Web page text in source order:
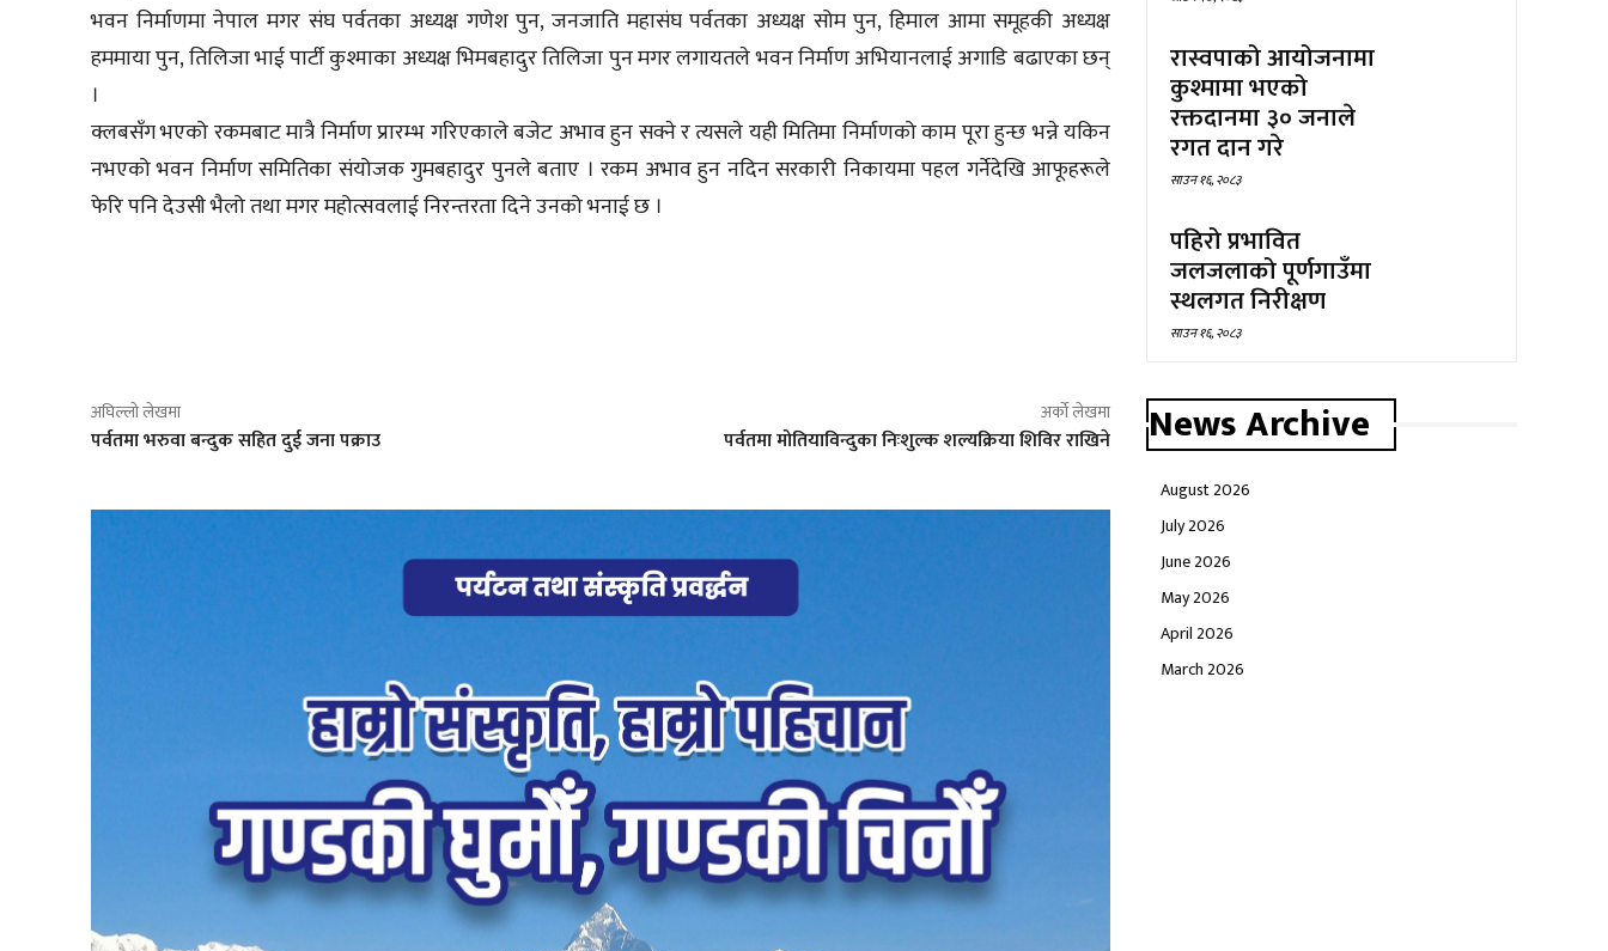
भवन निर्माणमा नेपाल मगर संघ पर्वतका अध्यक्ष गणेश पुन, जनजाति महासंघ पर्वतका अध्यक्ष सोम पुन, हिमाल आमा समूहकी अध्यक्ष
हममाया पुन, तिलिजा भाई पार्टी कुश्माका अध्यक्ष भिमबहादुर तिलिजा पुन मगर लगायतले भवन निर्माण अभियानलाई अगाडि बढाएका छन्
।
क्लबसँग भएको रकमबाट मात्रै निर्माण प्रारम्भ गरिएकाले बजेट अभाव हुन सक्ने र त्यसले यही मितिमा निर्माणको काम पूरा हुन्छ भन्ने यकिन
नभएको भवन निर्माण समितिका संयोजक गुमबहादुर पुनले बताए । रकम अभाव हुन नदिन सरकारी निकायमा पहल गर्नेदेखि आफूहरूले
फेरि पनि देउसी भैलो तथा मगर महोत्सवलाई निरन्तरता दिने उनको भनाई छ ।
अघिल्लो लेखमा
पर्वतमा भरुवा बन्दुक सहित दुई जना पक्राउ
अर्को लेखमा
पर्वतमा मोतियाविन्दुका निःशुल्क शल्यक्रिया शिविर राखिने
रास्वपाको आयोजनामा
कुश्मामा भएको
रक्तदानमा ३० जनाले
रगत दान गरे
साउन १६, २०८३
पहिरो प्रभावित
जलजलाको पूर्णगाउँमा
स्थलगत निरीक्षण
साउन १६, २०८३
News Archive
August 2026
July 2026
June 2026
May 2026
April 2026
March 2026